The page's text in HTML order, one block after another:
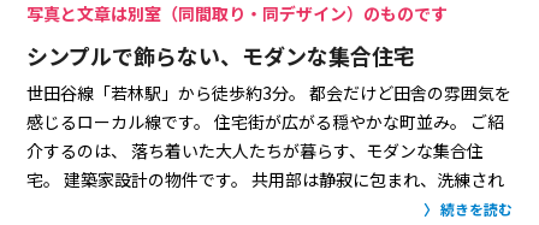
写真と文章は別室（同間取り・同デザイン）のものです
シンプルで飾らない、モダンな集合住宅
世田谷線「若林駅」から徒歩約3分。 都会だけど田舎の雰囲気を
感じるローカル線です。 住宅街が広がる穏やかな町並み。
ご紹
介するのは、 落ち着いた大人たちが暮らす、モダンな集合住
宅。 建築家設計の物件です。 共用部は静寂に包まれ、洗練され
室内は、どんなインテリアにも合うシン
続きを読む